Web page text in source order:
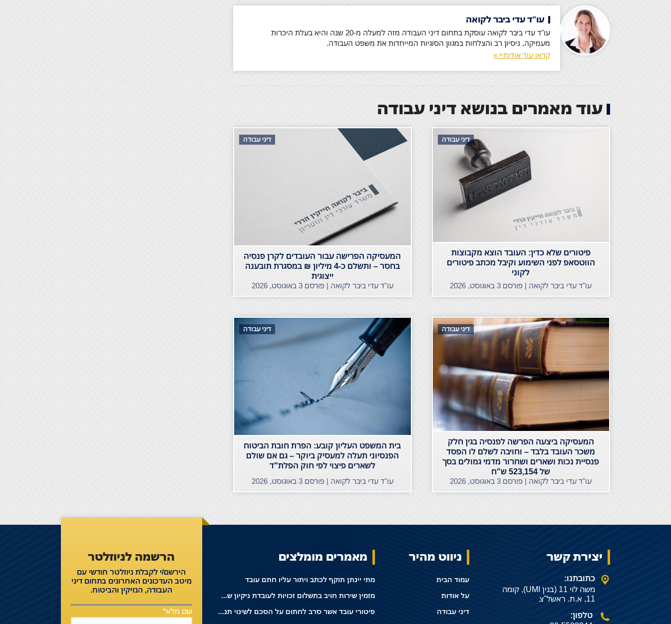
עו"ד עדי ביבר לקואה
עו"ד עדי ביבר לקואה עוסקת בתחום דיני העבודה מזה למעלה מ-20 שנה והיא בעלת היכרות
מעמיקה, ניסיון רב והצלחות במגוון הסוגיות המייחדות את משפט העבודה.
קראו עוד אודותיי »
עוד מאמרים בנושא דיני עבודה
דיני עבודה
פיטורים שלא כדין: העובד הוצא מקבוצות
הווטסאפ לפני השימוע וקיבל מכתב פיטורים
לקוני
עו"ד עדי ביבר לקואה | פורסם 3 באוגוסט, 2026
דיני עבודה
המעסיקה הפרישה עבור העובדים לקרן פנסיה
בחסר – ותשלם כ-4 מיליון ₪ במסגרת תובענה
ייצוגית
עו"ד עדי ביבר לקואה | פורסם3 באוגוסט, 2026
דיני עבודה
המעסיקה ביצעה הפרשה לפנסיה בגין חלק
משכר העובד בלבד – וחויבה לשלם לו הפסד
פנסיית נכות ושארים ושחרור מדמי גמולים בסך
של 523,154 ש"ח
עו"ד עדי ביבר לקואה | פורסם 3 באוגוסט, 2026
דיני עבודה
בית המשפט העליון קובע: הפרת חובת הביטוח
הפנסיוני תעלה למעסיק ביוקר – גם אם שולם
לשארים פיצוי לפי חוק הפלת"ד
עו"ד עדי ביבר לקואה | פורסם3 באוגוסט, 2026
יצירת קשר
כתובתנו:
משה לוי 11 (בנין UMI), קומה
11, א.ת. ראשל"צ
טלפון:
ניווט מהיר
עמוד הבית
על אודות
דיני עבודה
מאמרים מומלצים
מתי יינתן תוקף לכתב ויתור עליו חתם עובד
מזמין שירות חויב בתשלום זכויות לעובדת ניקיון שהוצבה אצלו
פיטורי עובד אשר סרב לחתום על הסכם לשינוי תנאי העסקתו
הרשמה לניוזלטר
הירשם/י לקבלת ניוזלטר חודשי עם
מיטב העדכונים האחרונים בתחום דיני
העבודה, הנזיקין והביטוח.
שם מלא*